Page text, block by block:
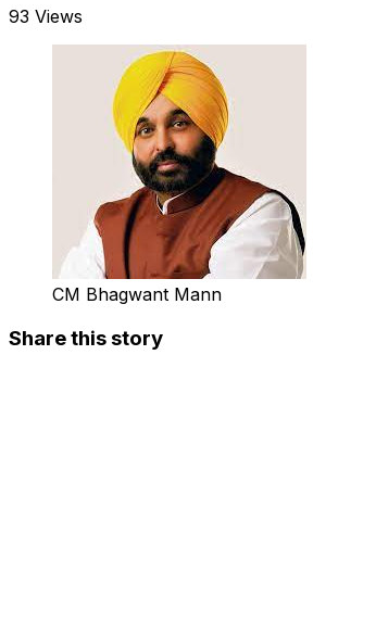
93 Views
CM Bhagwant Mann
Share this story